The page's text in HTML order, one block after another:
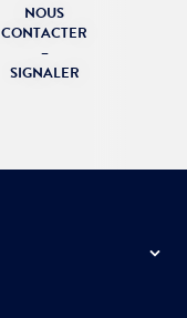
NOUS
CONTACTER
–
SIGNALER